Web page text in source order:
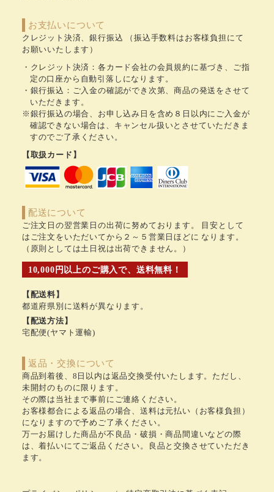
お支払いについて
クレジット決済、銀行振込 （振込手数料はお客様負担にて
お願いいたします）
クレジット決済：各カード会社の会員規約に基づき、ご指
定の口座から自動引落しになります。
銀行振込：ご入金の確認ができ次第、商品の発送をさせて
いただきます。
※銀行振込の場合、お申し込み日を含め８日以内にご入金が
確認できない場合は、キャンセル扱いとさせていただきま
すのでご了承ください。
【取扱カード】
配送について
ご注文日の翌営業日の出荷に努めております。 目安として
はご注文をいただいてから２～５営業日ほどに なります。
（原則としては土日祝は出荷できません。）
10,000円以上のご購入で、送料無料！
【配送料】
都道府県別に送料が異なります。
【配送方法】
宅配便(ヤマト運輸)
返品・交換について
商品到着後、8日以内は返品交換受付いたします。ただし、
未開封のものに限ります。
その際は当社まで事前にご連絡ください。
お客様都合による返品の場合、送料は元払い（お客様負担）
になりますので予めご了承ください。
万一お届けした商品が不良品・破損・商品間違いなどの際
は、着払いにてご返品ください。良品と交換させていただき
ます。